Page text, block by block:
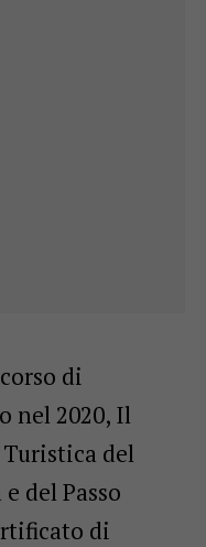
di
nel 2020, Il
del
del Passo
di